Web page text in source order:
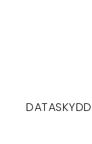
DATASKYDD